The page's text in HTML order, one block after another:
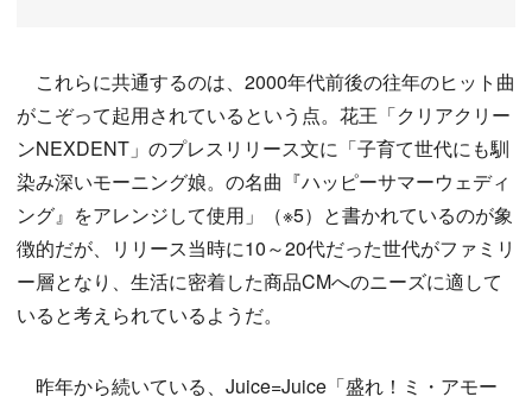
これらに共通するのは、2000年代前後の往年のヒット曲
がこぞって起用されているという点。花王「クリアクリー
ンNEXDENT」のプレスリリース文に「子育て世代にも馴
染み深いモーニング娘。の名曲『ハッピーサマーウェディ
ング』をアレンジして使用」（※5）と書かれているのが象
徴的だが、リリース当時に10～20代だった世代がファミリ
ー層となり、生活に密着した商品CMへのニーズに適して
いると考えられているようだ。
昨年から続いている、Juice=Juice「盛れ！ミ・アモー